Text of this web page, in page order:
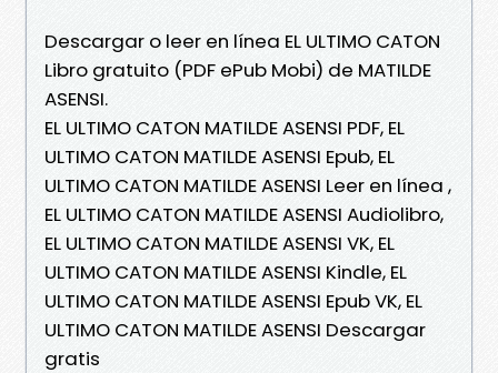
Descargar o leer en línea EL ULTIMO CATON
Libro gratuito (PDF ePub Mobi) de MATILDE
ASENSI.
EL ULTIMO CATON MATILDE ASENSI PDF, EL
ULTIMO CATON MATILDE ASENSI Epub, EL
ULTIMO CATON MATILDE ASENSI Leer en línea ,
EL ULTIMO CATON MATILDE ASENSI Audiolibro,
EL ULTIMO CATON MATILDE ASENSI VK, EL
ULTIMO CATON MATILDE ASENSI Kindle, EL
ULTIMO CATON MATILDE ASENSI Epub VK, EL
ULTIMO CATON MATILDE ASENSI Descargar
gratis